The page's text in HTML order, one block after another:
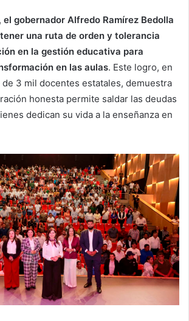
el gobernador Alfredo Ramírez Bedolla
una ruta de orden y tolerancia
en la gestión educativa para
en las aulas. Este logro, en
3 mil docentes estatales, demuestra
honesta permite saldar las deudas
dedican su vida a la enseñanza en